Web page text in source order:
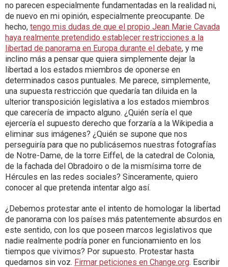
no parecen especialmente fundamentadas en la realidad ni,
de nuevo en mi opinión, especialmente preocupante. De
hecho, tengo mis dudas de que el propio Jean Marie Cavada
haya realmente pretendido establecer restricciones a la
libertad de panorama en Europa durante el debate, y me
inclino más a pensar que quiera simplemente dejar la
libertad a los estados miembros de oponerse en
determinados casos puntuales. Me parece, simplemente,
una supuesta restricción que quedaría tan diluida en la
ulterior transposición legislativa a los estados miembros
que carecería de impacto alguno. ¿Quién sería el que
ejercería el supuesto derecho que forzaría a la Wikipedia a
eliminar sus imágenes? ¿Quién se supone que nos
perseguiría para que no publicásemos nuestras fotografías
de Notre-Dame, de la torre Eiffel, de la catedral de Colonia,
de la fachada del Obradoiro o de la mismísima torre de
Hércules en las redes sociales? Sinceramente, quiero
conocer al que pretenda intentar algo así.
¿Debemos protestar ante el intento de homologar la libertad
de panorama con los países más patentemente absurdos en
este sentido, con los que poseen marcos legislativos que
nadie realmente podría poner en funcionamiento en los
tiempos que vivimos? Por supuesto. Protestar hasta
quedarnos sin voz. Firmar peticiones en Change.org. Escribir